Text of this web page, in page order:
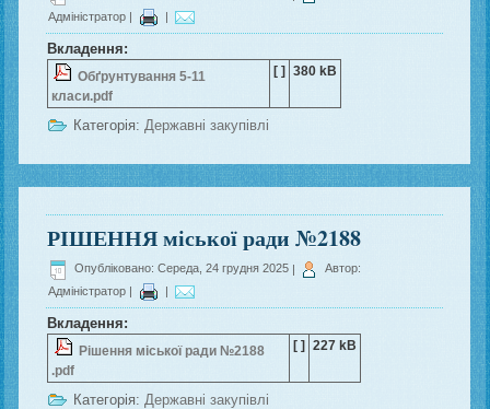
Адміністратор | |
Вкладення:
Обґрунтування 5-11
класи.pdf
[ ] 380 kB
Категорія: Державні закупівлі
РІШЕННЯ міської ради №2188
Опубліковано: Середа, 24 грудня 2025 |
Автор:
Адміністратор | |
Вкладення:
Рішення міської ради №2188
.pdf
[ ] 227 kB
Категорія: Державні закупівлі